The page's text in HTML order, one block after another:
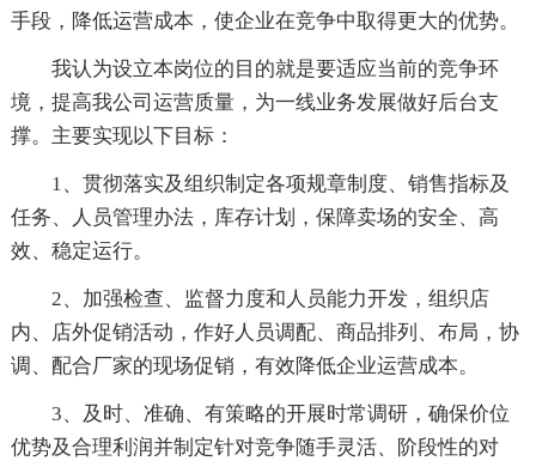
手段，降低运营成本，使企业在竞争中取得更大的优势。
我认为设立本岗位的目的就是要适应当前的竞争环
境，提高我公司运营质量，为一线业务发展做好后台支
撑。主要实现以下目标：
1、贯彻落实及组织制定各项规章制度、销售指标及
任务、人员管理办法，库存计划，保障卖场的安全、高
效、稳定运行。
2、加强检查、监督力度和人员能力开发，组织店
内、店外促销活动，作好人员调配、商品排列、布局，协
调、配合厂家的现场促销，有效降低企业运营成本。
3、及时、准确、有策略的开展时常调研，确保价位
优势及合理利润并制定针对竞争随手灵活、阶段性的对